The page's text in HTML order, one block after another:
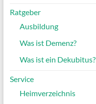
Ratgeber
Ausbildung
Was ist Demenz?
Was ist ein Dekubitus?
Service
Heimverzeichnis